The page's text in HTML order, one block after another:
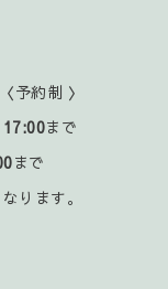
予約制 〉
17:00まで
まで
ります。